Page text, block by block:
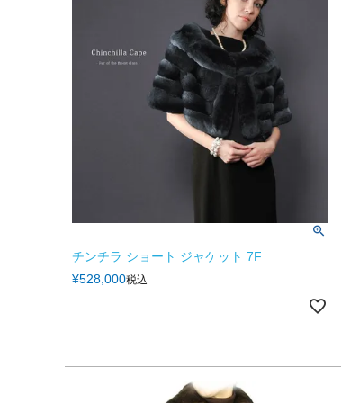
チンチラ ショート ジャケット 7F
¥528,000税込